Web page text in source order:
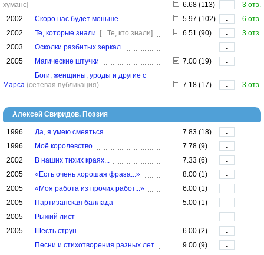
хуманс]
6.68 (113) -
3 отз.
2002
Скоро нас будет меньше 5.97 (102) -
6 отз.
2002
Те, которые знали [= Те, кто знали] 6.51 (90) -
3 отз.
2003
Осколки разбитых зеркал
-
2005
Магические штучки 7.00 (19)
-
Боги, женщины, уроды и другие с
Марса (сетевая публикация) 7.18 (17) - 3 отз.
Алексей Свиридов. Поэзия
1996 Да, я умею смеяться 7.83 (18)
-
1996
Моё королевство 7.78 (9)
-
2002
В наших тихих краях... 7.33 (6)
-
2005
«Есть очень хорошая фраза...» 8.00 (1)
-
2005
«Моя работа из прочих работ...» 6.00 (1)
-
2005
Партизанская баллада 5.00 (1)
-
2005
Рыжий лист
-
2005
Шесть струн 6.00 (2)
-
Песни и стихотворения разных лет
9.00 (9) -